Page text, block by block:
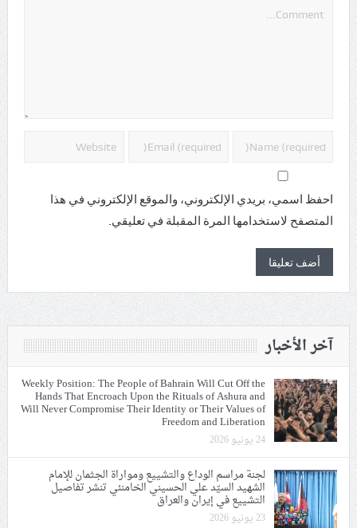
احفظ اسمي، بريدي الإلكتروني، والموقع الإلكتروني في هذا
المتصفح لاستخدامها المرة المقبلة في تعليقي.
آخر الأخبار
Weekly Position: The People of Bahrain Will Cut Off the
Hands That Encroach Upon the Rituals of Ashura and
Will Never Compromise Their Identity or Their Values of
Freedom and Liberation
24 يونيو 2026
لجنة مراسم الوداع والتشييع ومواراة الجثمان للإمام
الشهيد السيّد علي الحسيني الخامنئي تنشر تفاصيل
التشييع في إيران والعراق
23 يونيو 2026